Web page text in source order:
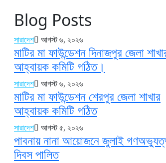
Blog Posts
সারাদেশ আগস্ট ৬, ২০২৬
মাটির মা ফাউন্ডেশন দিনাজপুর জেলা
আহ্বায়ক কমিটি গঠিত।
সারাদেশ আগস্ট ৬, ২০২৬
মাটির মা ফাউন্ডেশন শেরপুর জেলা শাখার
আহ্বায়ক কমিটি গঠিত
সারাদেশ আগস্ট ৫, ২০২৬
পাবনায় নানা আয়োজনে জুলাই
দিবস পালিত